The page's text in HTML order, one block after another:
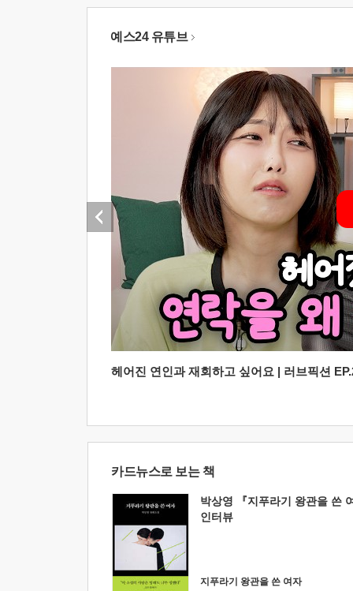
예스24 유튜브
헤어진 연인과 재회하고 싶어요 | 러브픽션
카드뉴스로 보는 책
박상영 『지푸라기 왕관을 쓴
인터뷰
지푸라기 왕관을 쓴 여자